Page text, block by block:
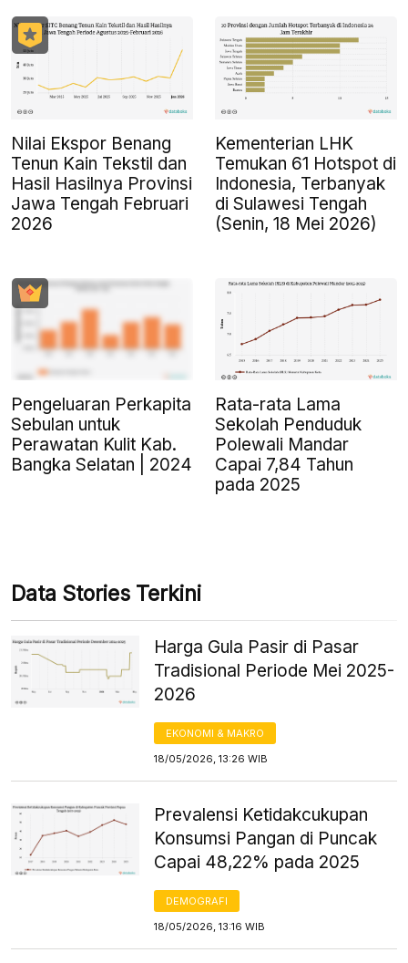
Nilai Ekspor Benang
Tenun Kain Tekstil dan
Hasil Hasilnya Provinsi
Jawa Tengah Februari
2026
Kementerian LHK
Temukan 61 Hotspot di
Indonesia, Terbanyak
di Sulawesi Tengah
(Senin, 18 Mei 2026)
Pengeluaran Perkapita
Sebulan untuk
Perawatan Kulit Kab.
Bangka Selatan | 2024
Rata-rata Lama
Sekolah Penduduk
Polewali Mandar
Capai 7,84 Tahun
pada 2025
Data Stories Terkini
Harga Gula Pasir di Pasar
Tradisional Periode Mei 2025-
2026
EKONOMI & MAKRO
18/05/2026, 13:26 WIB
Prevalensi Ketidakcukupan
Konsumsi Pangan di Puncak
Capai 48,22% pada 2025
DEMOGRAFI
18/05/2026, 13:16 WIB